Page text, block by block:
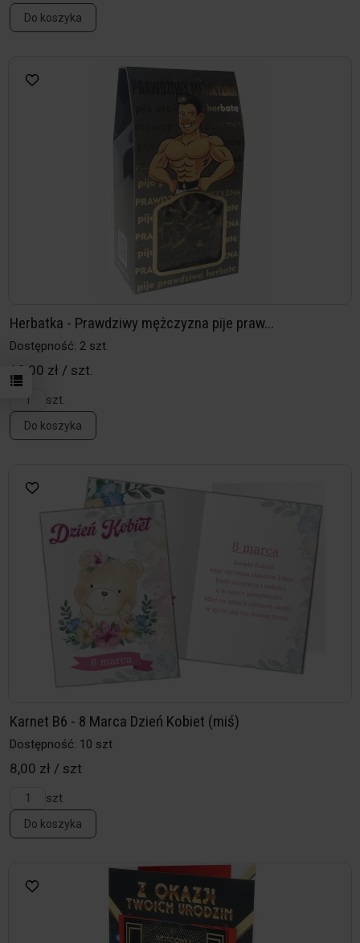
Do koszyka
Herbatka - Prawdziwy mężczyzna pije praw...
Dostępność: 2 szt.
19,00 zł / szt.
szt.
Do koszyka
Karnet B6 - 8 Marca Dzień Kobiet (miś)
Dostępność: 10 szt
8,00 zł / szt
szt
Do koszyka